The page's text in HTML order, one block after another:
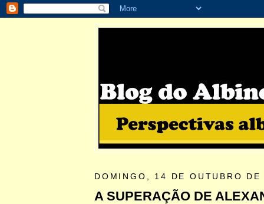
DOMINGO, 14 DE OUTUBRO
A SUPERAÇÃO DE